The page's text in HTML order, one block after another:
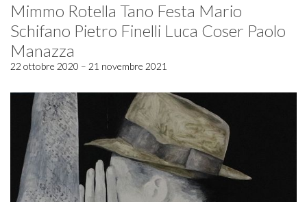
Mimmo Rotella Tano Festa Mario
Schifano Pietro Finelli Luca Coser Paolo
Manazza
22 ottobre 2020 – 21 novembre 2021